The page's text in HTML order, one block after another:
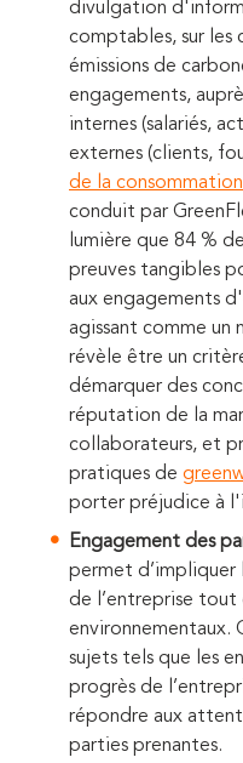
divulgation
comptables, sur les
émissions de
engagements,
internes (salariés,
externes (clients,
de la
conduit par
lumière que 84 %
preuves tangibles
aux engagements
agissant comme un
révèle être un
démarquer des
réputation de la
collaborateurs, et
pratiques de
porter préjudice à
Engagement des
permet d’impliquer
de l’entreprise tout
environnementaux.
sujets tels que les
progrès de
répondre aux
parties prenantes.